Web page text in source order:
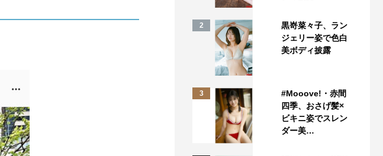
2
黒嵜菜々子、ラン
ジェリー姿で色白
美ボディ披露
3
#Mooove!・赤間
四季、おさげ髪×
ビキニ姿でスレン
ダー美…